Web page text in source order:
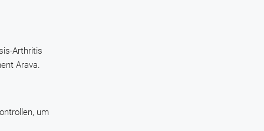
Arthritis
Arava.
um